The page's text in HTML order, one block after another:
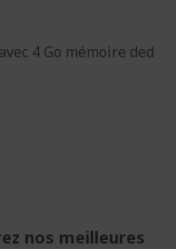
4 Go mémoire ded
nos meilleures